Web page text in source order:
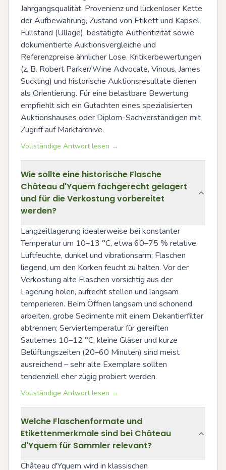
Jahrgangsqualität, Provenienz und lückenloser Kette
der Aufbewahrung, Zustand von Etikett und Kapsel,
Füllstand (Ullage), bestätigte Authentizität sowie
dokumentierte Auktionsvergleiche und
Referenzpreise ähnlicher Lose. Kritikerbewertungen
(z. B. Robert Parker/Wine Advocate, Vinous, James
Suckling) und historische Auktionsresultate dienen
als Orientierung. Für eine belastbare Bewertung
empfiehlt sich ein Gutachten eines spezialisierten
Auktionshauses oder Diplom-Sachverständigen mit
Zugriff auf Marktarchive.
Vollständige Antwort lesen →
Wie sollte eine historische Flasche
Château d'Yquem fachgerecht gelagert
und für die Verkostung vorbereitet
werden?
Langzeitlagerung idealerweise bei konstanter
Temperatur um 10–13 °C, etwa 60–75 % relative
Luftfeuchte, dunkel und vibrationsarm; Flaschen
liegend, um den Korken feucht zu halten. Vor der
Verkostung alte Flaschen vorsichtig aus der
Lagerung holen, aufrecht stellen und langsam
temperieren. Beim Öffnen langsam und schonend
arbeiten, grobe Sedimente mit einem Dekantierfilter
abtrennen; Serviertemperatur für gereiften
Sauternes 10–12 °C, kleine Gläser und kurze
Belüftungszeiten (20–60 Minuten) sind meist
ausreichend – sehr alte Exemplare sollten
tendenziell eher zügig probiert werden.
Vollständige Antwort lesen →
Welche Flaschenformate und
Etikettenmerkmale sind bei Château
d'Yquem für Sammler relevant?
Château d'Yquem wird in klassischen